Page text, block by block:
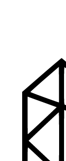
Aukštos
Mes siūlome
Platus
Turime
PDF katalogas